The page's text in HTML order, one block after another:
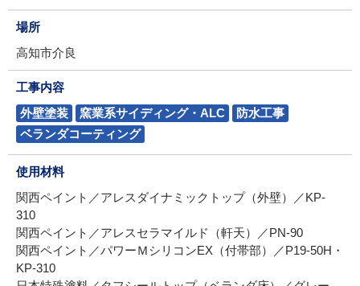
場所
高知市介良
工事内容
外壁塗装
窯業系サイディング・ALC
防水工事
ベランダコーティング
使用材料
関西ペイント／アレスダイナミックトップ（外壁）／KP-
310
関西ペイント／アレスセラマイルド（軒天）／PN-90
関西ペイント／パワーＭシリコンEX（付帯部）／P19-50H・
KP-310